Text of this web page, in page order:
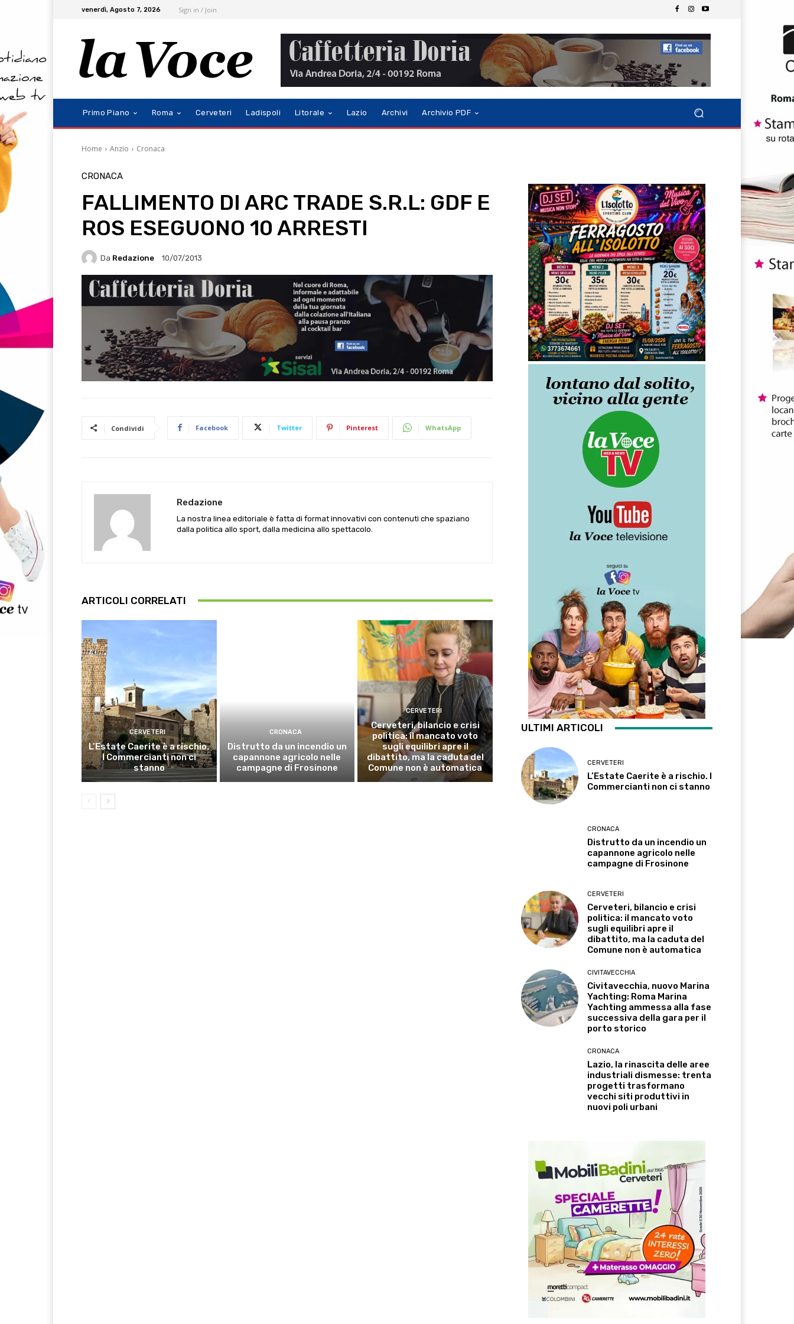
venerdì, Agosto 7, 2026 Sign in / Join
Primo Piano Roma Cerveteri Ladispoli Litorale Lazio Archivi Archivio PDF
Home Anzio Cronaca
CRONACA
FALLIMENTO DI ARC TRADE S.R.L: GDF E
ROS ESEGUONO 10 ARRESTI
Da Redazione 10/07/2013
Condividi Facebook Twitter Pinterest WhatsApp
Redazione
La nostra linea editoriale è fatta di format innovativi con contenuti che spaziano
dalla politica allo sport, dalla medicina allo spettacolo.
ARTICOLI CORRELATI
CERVETERI
L’Estate Caerite è a rischio.
I Commercianti non ci
stanno
CRONACA
Distrutto da un incendio un
capannone agricolo nelle
campagne di Frosinone
CERVETERI
Cerveteri, bilancio e crisi
politica: il mancato voto
sugli equilibri apre il
dibattito, ma la caduta del
Comune non è automatica
ULTIMI ARTICOLI
CERVETERI
L’Estate Caerite è a rischio. I
Commercianti non ci stanno
CRONACA
Distrutto da un incendio un
capannone agricolo nelle
campagne di Frosinone
CERVETERI
Cerveteri, bilancio e crisi
politica: il mancato voto
sugli equilibri apre il
dibattito, ma la caduta del
Comune non è automatica
CIVITAVECCHIA
Civitavecchia, nuovo Marina
Yachting: Roma Marina
Yachting ammessa alla fase
successiva della gara per il
porto storico
CRONACA
Lazio, la rinascita delle aree
industriali dismesse: trenta
progetti trasformano
vecchi siti produttivi in
nuovi poli urbani